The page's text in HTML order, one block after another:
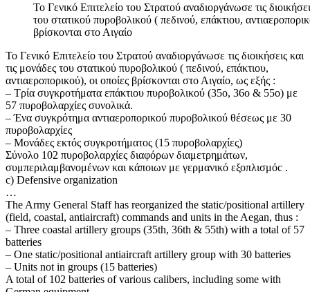
Το Γενικό Επιτελείο του Στρατού αναδιοργάνωσε τις
του στατικού πυροβολικού ( πεδινού, επάκτιου,
βρίσκονται στο Αιγαίο
Το Γενικό Επιτελείο του Στρατού αναδιοργάνωσε τις διοικήσεις και
τις μονάδες του στατικού πυροβολικού ( πεδινού, επάκτιου,
αντιαεροπορικού), οι οποίες βρίσκονται στο Αιγαίο, ως εξής :
– Τρία συγκροτήματα επάκτιου πυροβολικού (35ο, 36ο & 55ο) με
57 πυροβολαρχίες συνολικά.
– Ένα συγκρότημα αντιαεροπορικού πυροβολικού θέσεως με 30
πυροβολαρχίες
– Μονάδες εκτός συγκροτήματος (15 πυροβολαρχίες)
Σύνολο 102 πυροβολαρχίες διαφόρων διαμετρημάτων,
συμπεριλαμβανομένων και κάποιων με γερμανικό εξοπλισμόc .
c) Defensive organization
…
The Army General Staff has reorganized the static/positional artillery
(field, coastal, antiaircraft) commands and units in the Aegan, thus :
– Three coastal artillery groups (35th, 36th & 55th) with a total of 57
batteries
– One static/positional antiaircraft artillery group with 30 batteries
– Units not in groups (15 batteries)
A total of 102 batteries of various calibers, including some with